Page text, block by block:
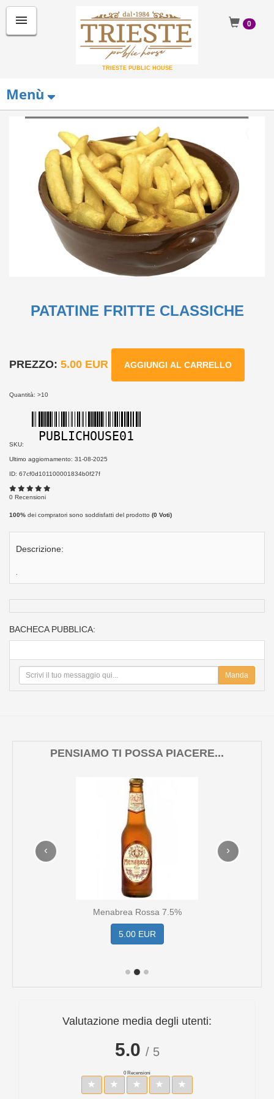
menu 0
TRIESTE PUBLIC HOUSE
Menù
PATATINE FRITTE CLASSICHE
PREZZO: 5.00 EUR AGGIUNGI AL CARRELLO
Quantità: >10
SKU:
PUBLICHOUSE01
Ultimo aggiornamento: 31-08-2025
ID: 67cf0d101100001834b0f27f
0 Recensioni
100% dei compratori sono soddisfatti del prodotto (0 Voti)
Descrizione:
BACHECA PUBBLICA:
Manda
PENSIAMO TI POSSA PIACERE...
Menabrea Rossa 7.5%
5.00 EUR
‹ ›
Valutazione media degli utenti:
5.0 / 5
0 Recensioni